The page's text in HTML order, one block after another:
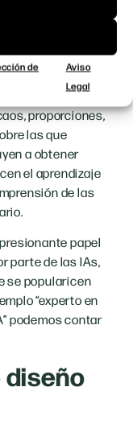
de
Aviso
Legal
general,
lenguaje de
gráfico
el programa
. Detalles
proporciones,
las que
a obtener
el aprendizaje
de las
papel
parte de las IAs,
se popularicen
“experto en
podemos contar